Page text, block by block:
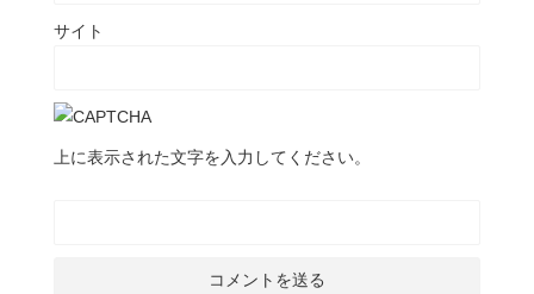
サイト
上に表示された文字を入力してください。